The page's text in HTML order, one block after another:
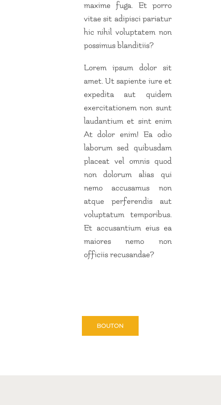
maxime fuga. Et porro
vitae sit adipisci pariatur
hic nihil voluptatem non
possimus blanditiis?
Lorem ipsum dolor sit
amet. Ut sapiente iure et
expedita aut quidem
exercitationem non sunt
laudantium et sint enim
At dolor enim! Ea odio
laborum sed quibusdam
placeat vel omnis quod
non dolorum alias qui
nemo accusamus non
atque perferendis aut
voluptatum temporibus.
Et accusantium eius ea
maiores nemo non
officiis recusandae?
BOUTON